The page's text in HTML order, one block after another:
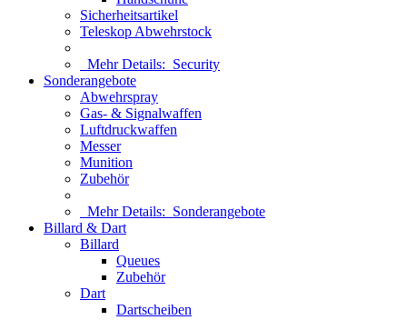
Sicherheitsartikel
Teleskop Abwehrstock
Mehr Details: Security
Sonderangebote
Abwehrspray
Gas- & Signalwaffen
Luftdruckwaffen
Messer
Munition
Zubehör
Mehr Details: Sonderangebote
Billard & Dart
Billard
Queues
Zubehör
Dart
Dartscheiben